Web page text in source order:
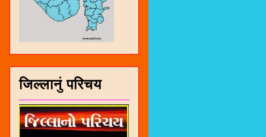
जिल्लानुं परिचय